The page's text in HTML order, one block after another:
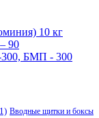
10 кг
90
БМП - 300
Вводные щитки и боксы